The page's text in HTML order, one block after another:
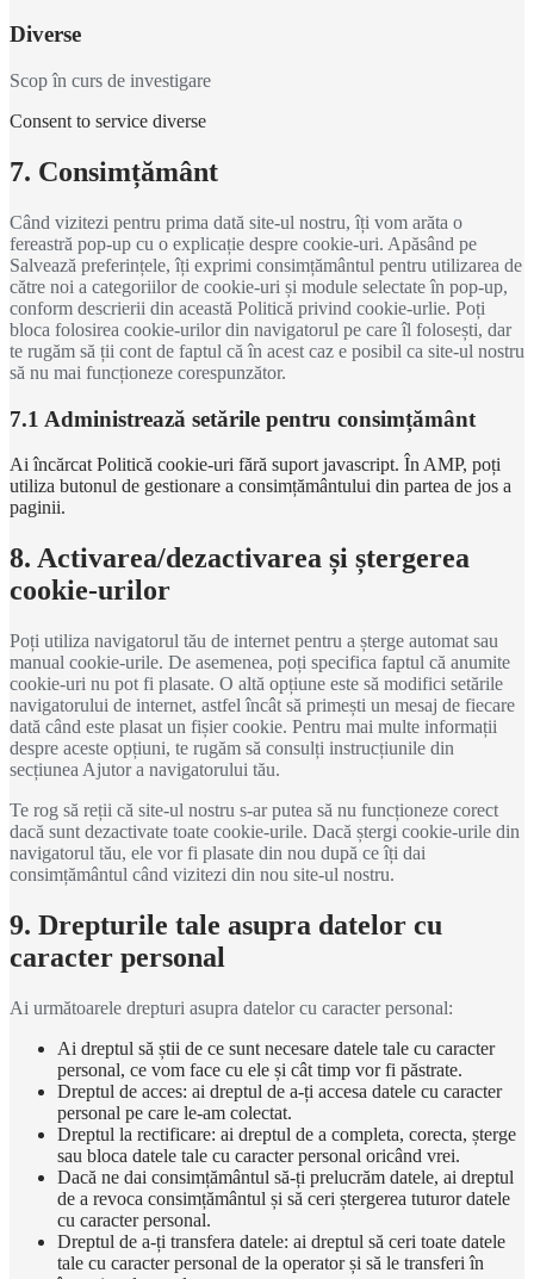
Diverse
Scop în curs de investigare
Consent to service diverse
7. Consimțământ
Când vizitezi pentru prima dată site-ul nostru, îți vom arăta o
fereastră pop-up cu o explicație despre cookie-uri. Apăsând pe
Salvează preferințele, îți exprimi consimțământul pentru utilizarea de
către noi a categoriilor de cookie-uri și module selectate în pop-up,
conform descrierii din această Politică privind cookie-urlie. Poți
bloca folosirea cookie-urilor din navigatorul pe care îl folosești, dar
te rugăm să ții cont de faptul că în acest caz e posibil ca site-ul nostru
să nu mai funcționeze corespunzător.
7.1 Administrează setările pentru consimțământ
Ai încărcat Politică cookie-uri fără suport javascript. În AMP, poți
utiliza butonul de gestionare a consimțământului din partea de jos a
paginii.
8. Activarea/dezactivarea și ștergerea
cookie-urilor
Poți utiliza navigatorul tău de internet pentru a șterge automat sau
manual cookie-urile. De asemenea, poți specifica faptul că anumite
cookie-uri nu pot fi plasate. O altă opțiune este să modifici setările
navigatorului de internet, astfel încât să primești un mesaj de fiecare
dată când este plasat un fișier cookie. Pentru mai multe informații
despre aceste opțiuni, te rugăm să consulți instrucțiunile din
secțiunea Ajutor a navigatorului tău.
Te rog să reții că site-ul nostru s-ar putea să nu funcționeze corect
dacă sunt dezactivate toate cookie-urile. Dacă ștergi cookie-urile din
navigatorul tău, ele vor fi plasate din nou după ce îți dai
consimțământul când vizitezi din nou site-ul nostru.
9. Drepturile tale asupra datelor cu
caracter personal
Ai următoarele drepturi asupra datelor cu caracter personal:
Ai dreptul să știi de ce sunt necesare datele tale cu caracter
personal, ce vom face cu ele și cât timp vor fi păstrate.
Dreptul de acces: ai dreptul de a-ți accesa datele cu caracter
personal pe care le-am colectat.
Dreptul la rectificare: ai dreptul de a completa, corecta, șterge
sau bloca datele tale cu caracter personal oricând vrei.
Dacă ne dai consimțământul să-ți prelucrăm datele, ai dreptul
de a revoca consimțământul și să ceri ștergerea tuturor datele
cu caracter personal.
Dreptul de a-ți transfera datele: ai dreptul să ceri toate datele
tale cu caracter personal de la operator și să le transferi în